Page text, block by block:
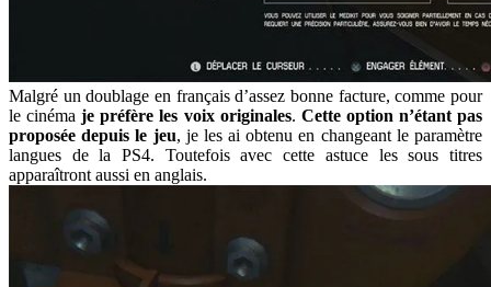
Malgré un doublage en français d’assez bonne facture, comme pour
le cinémaje préfère les voix originales. Cette option n’étant pas
proposée depuis le jeu, je les ai obtenu en changeant le paramètre
langues de la PS4. Toutefois avec cette astuce les sous titres
apparaîtront aussi en anglais.